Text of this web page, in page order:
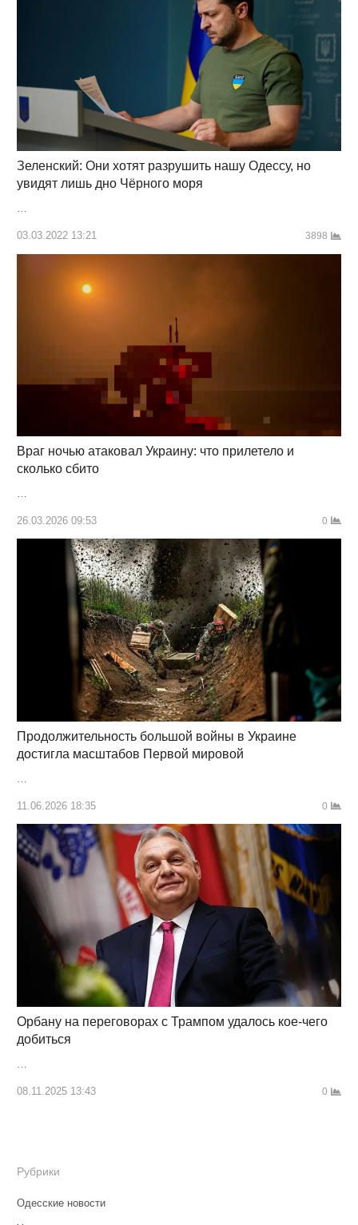
Зеленский: Они хотят разрушить нашу Одессу, но
увидят лишь дно Чёрного моря
03.03.2022 13:21 3898
Враг ночью атаковал Украину: что прилетело и
сколько сбито
26.03.2026 09:53 0
Продолжительность большой войны в Украине
достигла масштабов Первой мировой
11.06.2026 18:35 0
Орбану на переговорах с Трампом удалось кое-чего
добиться
08.11.2025 13:43 0
Рубрики
Одесские новости